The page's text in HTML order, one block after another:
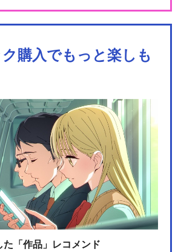
購入でもっと楽しも
た「作品」レコメンド